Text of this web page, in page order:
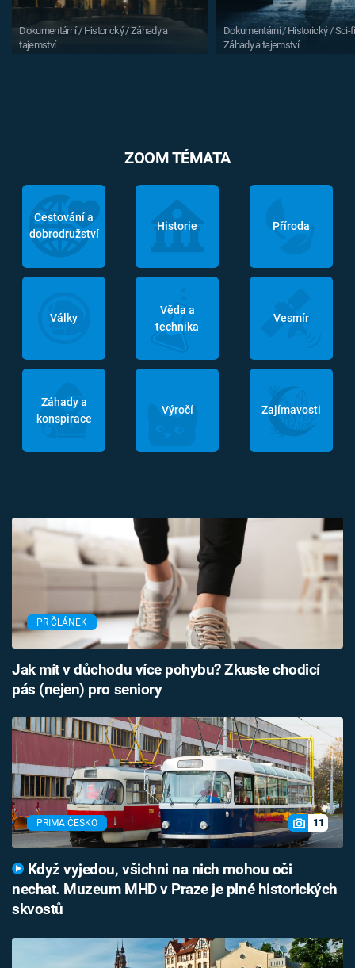
Dokumentární / Historický / Záhady a
tajemství
Dokumentární / Historický / Sci-
Záhady a tajemství
ZOOM TÉMATA
Cestování a
dobrodružství
Historie Příroda
Války
Věda a
technika
Vesmír
Záhady a
konspirace
Výročí Zajímavosti
PR ČLÁNEK
Jak mít v důchodu více pohybu? Zkuste chodicí
pás (nejen) pro seniory
PRIMA ČESKO 11
Když vyjedou, všichni na nich mohou oči
nechat. Muzeum MHD v Praze je plné historických
skvostů